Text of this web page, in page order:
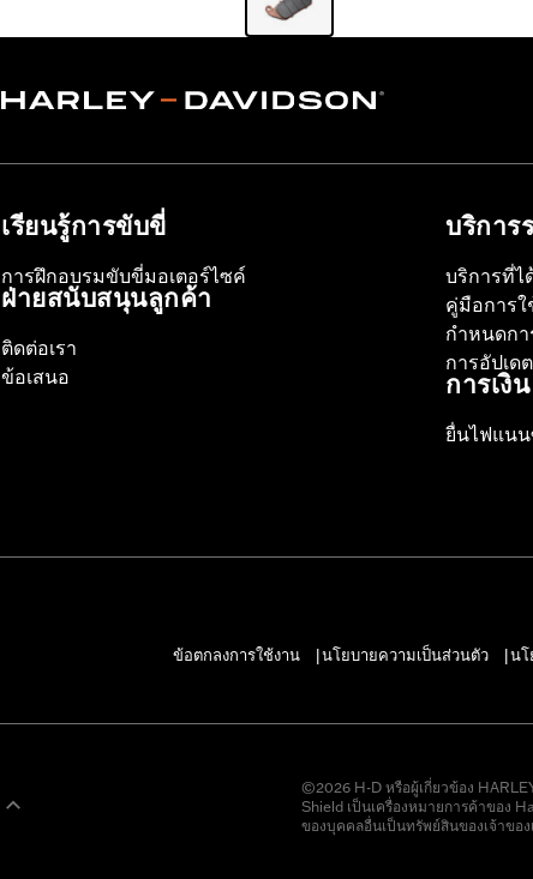
เรียนรู้การขับขี่
การฝึกอบรมขับขี่มอเตอร์ไซค์
ฝ่ายสนับสนุนลูกค้า
ติดต่อเรา
ข้อเสนอ
บริการ
บริการที่
คู่มือการใ
กำหนดก
การอัปเด
การเงิน
ยื่นไฟแน
ข้อตกลงการใช้งาน
นโยบายความเป็นส่วนตัว นโ
©2026 H-D หรือผู้เกี่ยวข้อง
Shield เป็นเครื่องหมายการค้าของ
ของบุคคลอื่นเป็นทรัพย์สินของเจ้าขอ